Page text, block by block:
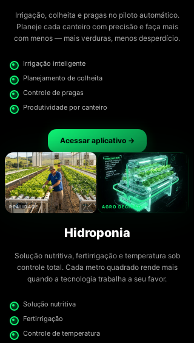
Irrigação, colheita e pragas no piloto automático.
Planeje cada canteiro com precisão e faça mais
com menos — mais verduras, menos desperdício.
Irrigação inteligente
Planejamento de colheita
Controle de pragas
Produtividade por canteiro
Acessar aplicativo →
REALIDADE AGRO DECISÃO
Hidroponia
Solução nutritiva, fertirrigação e temperatura sob
controle total. Cada metro quadrado rende mais
quando a tecnologia trabalha a seu favor.
Solução nutritiva
Fertirrigação
Controle de temperatura